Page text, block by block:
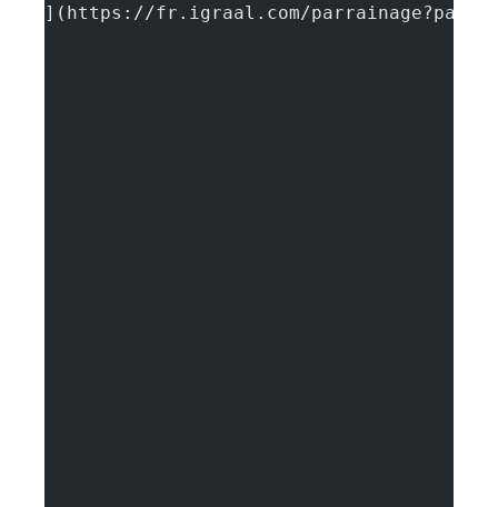
](https://fr.igraal.com/